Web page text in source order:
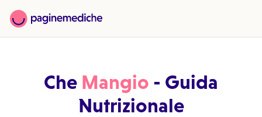
Che Mangio - Guida
Nutrizionale